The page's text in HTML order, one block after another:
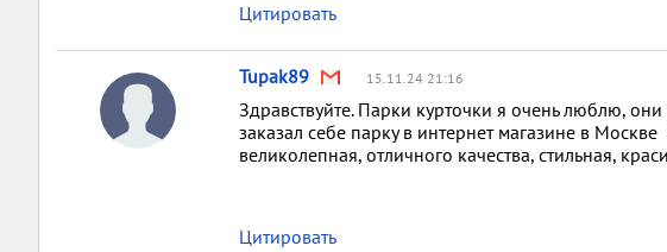
Цитировать
Tupak89 15.11.24 21:16
Здравствуйте. Парки курточки я очень люблю,
заказал себе парку в интернет магазине в
великолепная, отличного качества, стильная,
Цитировать